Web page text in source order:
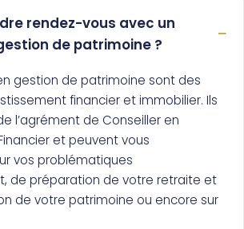
rendez-vous avec un
de patrimoine ?
gestion de patrimoine sont des
financier et immobilier. Ils
l’agrément de Conseiller en
et peuvent vous
vos problématiques
de préparation de votre retraite et
de votre patrimoine ou encore sur